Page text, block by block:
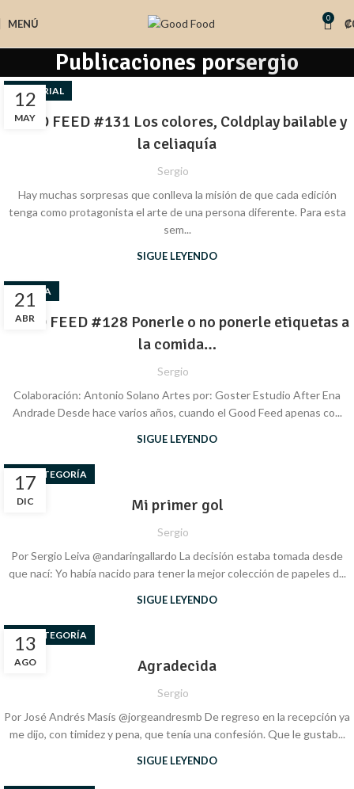
MENÚ 0 ₡
Publicaciones porsergio
12
MAY
EDITORIAL
GOOD FEED #131 Los colores, Coldplay bailable y
la celiaquía
Sergio
Hay muchas sorpresas que conlleva la misión de que cada edición
tenga como protagonista el arte de una persona diferente. Para esta
sem...
SIGUE LEYENDO
21
ABR
COCINA
GOOD FEED #128 Ponerle o no ponerle etiquetas a
la comida…
Sergio
Colaboración: Antonio Solano Artes por: Goster Estudio After Ena
Andrade Desde hace varios años, cuando el Good Feed apenas co...
SIGUE LEYENDO
17
DIC
SIN CATEGORÍA
Mi primer gol
Sergio
Por Sergio Leiva @andaringallardo La decisión estaba tomada desde
que nací: Yo había nacido para tener la mejor colección de papeles d...
SIGUE LEYENDO
13
AGO
SIN CATEGORÍA
Agradecida
Sergio
Por José Andrés Masís @jorgeandresmb De regreso en la recepción ya
me dijo, con timidez y pena, que tenía una confesión. Que le gustab...
SIGUE LEYENDO